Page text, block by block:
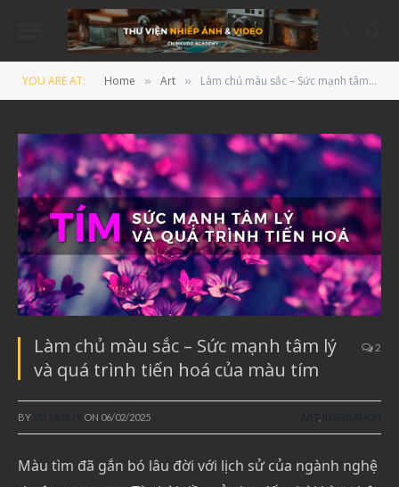
YOU ARE AT: Home » Art » Làm chủ màu sắc – Sức mạnh tâm lý và quá trình tiến hoá của màu tím
Làm chủ màu sắc – Sức mạnh tâm lý
và quá trình tiến hoá của màu tím
2
BY ON 06/02/2025
Màu tìm đã gắn bó lâu đời với lịch sử của ngành nghệ